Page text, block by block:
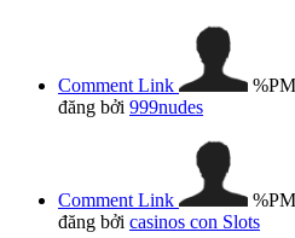
Comment Link
đăng bởi 999nudes
Comment Link
đăng bởi casinos con Slots